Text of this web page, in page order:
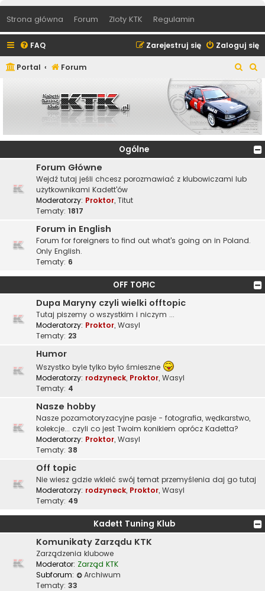
Strona główna Forum Zloty KTK Regulamin
FAQ Zaloguj się
Zarejestruj się
Portal Forum
z
u
k
j
z
u
k
a
j
Ogólne
Forum Główne
Wejdź tutaj jeśli chcesz porozmawiać z klubowiczami lub
użytkownikami Kadett'ów
Moderatorzy: Proktor, Titut
Tematy: 1817
Forum in English
Forum for foreigners to find out what's going on in Poland.
Only English.
Tematy: 6
OFF TOPIC
Dupa Maryny czyli wielki offtopic
Tutaj piszemy o wszystkim i niczym ...
Moderatorzy: Proktor, Wasyl
Tematy: 23
Humor
Wszystko byle tylko było śmieszne
Moderatorzy: rodzyneck, Proktor, Wasyl
Tematy: 4
Nasze hobby
Nasze pozamotoryzacyjne pasje - fotografia, wędkarstwo,
kolekcje... czyli co jest Twoim konikiem oprócz Kadetta?
Moderatorzy: Proktor, Wasyl
Tematy: 38
Off topic
Nie wiesz gdzie wkleić swój temat przemyślenia daj go tutaj
Moderatorzy: rodzyneck, Proktor, Wasyl
Tematy: 49
Kadett Tuning Klub
Komunikaty Zarządu KTK
Zarządzenia klubowe
Moderator: Zarząd KTK
Subforum:
Archiwum
Tematy: 33